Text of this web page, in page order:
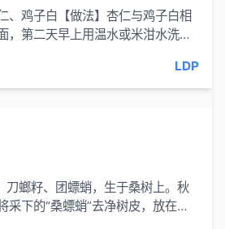
鸡子白【做法】杏仁与鸡子白相
，第二天早上用温水或米泔水洗
LDP
刀螂籽、团螵蛸，生于桑树上。秋
采下的“桑螵蛸”去净树皮，放在蒸